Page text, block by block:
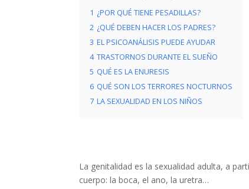
1 ¿POR QUÉ TIENE PESADILLAS?
2 ¿QUÉ DEBEN HACER LOS PADRES?
3 EL PSICOANÁLISIS PUEDE AYUDAR
4 TRASTORNOS DURANTE EL SUEÑO
5 QUÉ ES LA ENURESIS
6 QUÉ SON LOS TERRORES NOCTURNOS
7 LA SEXUALIDAD EN LOS NIÑOS
La genitalidad es la sexualidad adulta, a
cuerpo: la boca, el ano, la uretra…